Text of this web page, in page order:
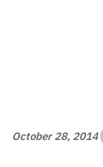
October 28, 2014